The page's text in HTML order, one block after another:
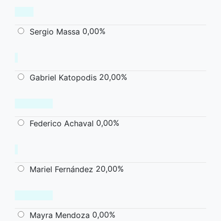
Sergio Massa 0,00%
Gabriel Katopodis 20,00%
Federico Achaval 0,00%
Mariel Fernández 20,00%
Mayra Mendoza 0,00%